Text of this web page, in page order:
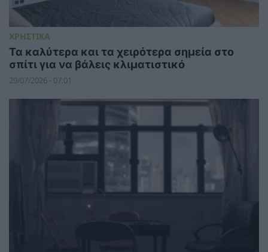
ΧΡΗΣΤΙΚΑ
Τα καλύτερα και τα χειρότερα σημεία στο
σπίτι για να βάλεις κλιματιστικό
29/07/2026 - 07:01